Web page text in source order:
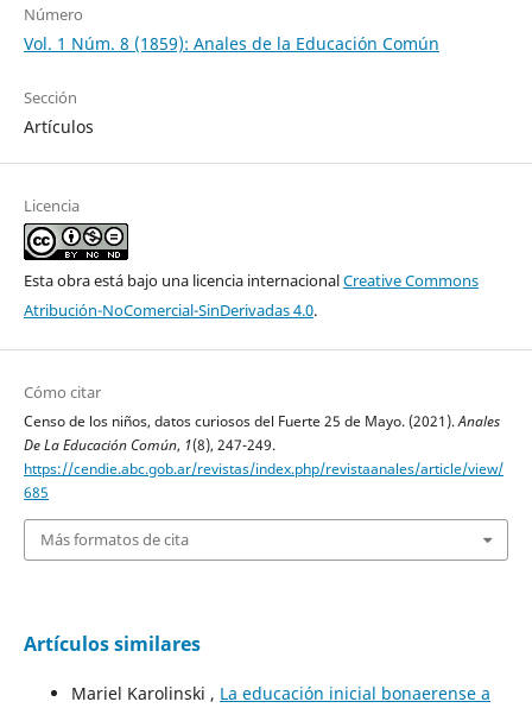
Número
Vol. 1 Núm. 8 (1859): Anales de la Educación Común
Sección
Artículos
Licencia
Esta obra está bajo una licencia internacionalCreative Commons
Atribución-NoComercial-SinDerivadas 4.0.
Cómo citar
Censo de los niños, datos curiosos del Fuerte 25 de Mayo. (2021).Anales
De La Educación Común, 1(8), 247-249.
https://cendie.abc.gob.ar/revistas/index.php/revistaanales/article/view/
685
Más formatos de cita
Artículos similares
Mariel Karolinski , La educación inicial bonaerense a